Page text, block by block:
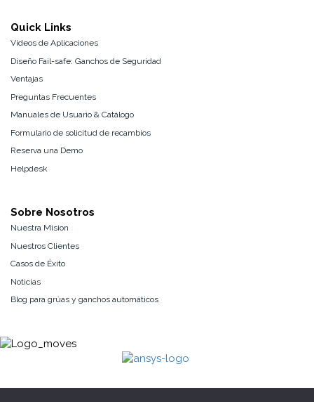
Quick Links
Videos de Aplicaciones
Diseño Fail-safe: Ganchos de Seguridad
Ventajas
Preguntas Frecuentes
Manuales de Usuario & Catálogo
Formulario de solicitud de recambios
Reserva una Demo
Helpdesk
Sobre Nosotros
Nuestra Mision
Nuestros Clientes
Casos de Éxito
Noticias
Blog para grúas y ganchos automáticos